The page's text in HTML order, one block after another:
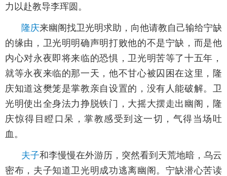
力以赴教导李珲圆。
隆庆来幽阁找卫光明求助，向他请教自己输给宁缺
的缘由，卫光明明确声明打败他的不是宁缺，而是他
内心对永夜即将来临的恐惧，卫光明苦等了十五年，
就等永夜来临的那一天，他不甘心被囚困在这里，隆
庆知道这樊笼是掌教亲自设置的，没有人能破解。卫
光明使出全身法力挣脱铁门，大摇大摆走出幽阁，隆
庆惊得目瞪口呆，掌教感受到这一切，气得当场吐
血。
夫子和李慢慢在外游历，突然看到天荒地暗，乌云
密布，夫子知道卫光明成功逃离幽阁。宁缺潜心苦读